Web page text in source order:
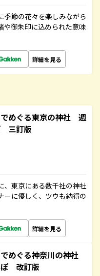
季節の花々を楽しみながら
や御朱印に込められた意味
詳細を見る
めぐる東京の神社 週
三訂版
、東京にある数千社の神社
ーに優しく、ツウも納得の
詳細を見る
めぐる神奈川の神社
ぽ 改訂版